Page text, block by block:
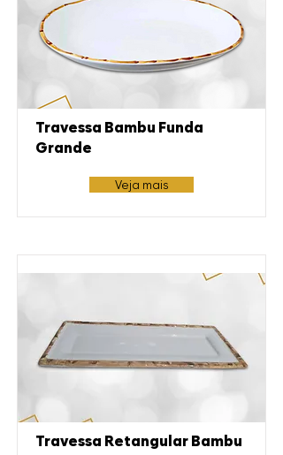
Travessa Bambu Funda
Grande
Veja mais
Travessa Retangular Bambu